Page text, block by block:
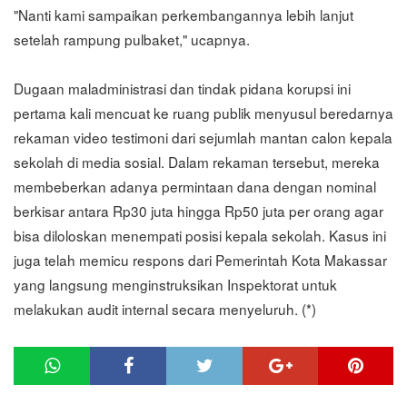
"Nanti kami sampaikan perkembangannya lebih lanjut
setelah rampung pulbaket," ucapnya.
Dugaan maladministrasi dan tindak pidana korupsi ini
pertama kali mencuat ke ruang publik menyusul beredarnya
rekaman video testimoni dari sejumlah mantan calon kepala
sekolah di media sosial. Dalam rekaman tersebut, mereka
membeberkan adanya permintaan dana dengan nominal
berkisar antara Rp30 juta hingga Rp50 juta per orang agar
bisa diloloskan menempati posisi kepala sekolah. Kasus ini
juga telah memicu respons dari Pemerintah Kota Makassar
yang langsung menginstruksikan Inspektorat untuk
melakukan audit internal secara menyeluruh. (*)